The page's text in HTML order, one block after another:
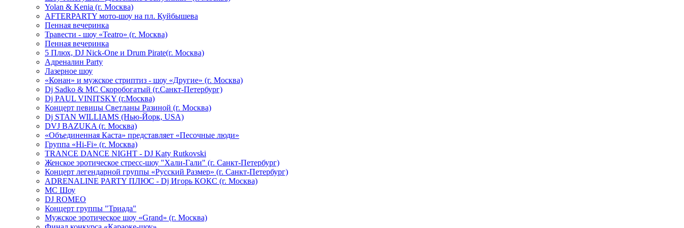
Yolan & Kenia (г. Москва)
AFTERPARTY мото-шоу на пл. Куйбышева
Пенная вечеринка
Травести - шоу «Teatro» (г. Москва)
Пенная вечеринка
5 Плюх, DJ Nick-One и Drum Pirate(г. Москва)
Адреналин Party
Лазерное шоу
«Конан» и мужское стриптиз - шоу «Другие» (г. Москва)
Dj Sadko & МС Скоробогатый (г.Санкт-Петербург)
Dj PAUL VINITSKY (г.Москва)
Концерт певицы Светланы Разиной (г. Москва)
Dj STAN WILLIAMS (Нью-Йорк, USA)
DVJ BAZUKA (г. Москва)
«Объединенная Каста» представляет «Песочные люди»
Группа «Hi-Fi» (г. Москва)
TRANCE DANCE NIGHT - DJ Katy Rutkovski
Женское эротическое стресс-шоу "Хали-Гали" (г. Санкт-Петербург)
Концерт легендарной группы «Русский Размер» (г. Санкт-Петербург)
ADRENALINE PARTY ПЛЮС - Dj Игорь КОКС (г. Москва)
MC Шоу
DJ ROMEO
Концерт группы "Триада"
Мужское эротическое шоу «Grand» (г. Москва)